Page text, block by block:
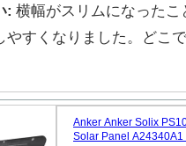
: 横幅がスリムになった
やすくなりました。どこ
Anker Anker Solix
Solar Panel A24340A1